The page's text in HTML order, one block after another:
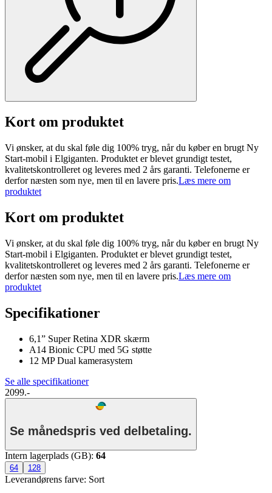
Kort om produktet
Vi ønsker, at du skal føle dig 100% tryg, når du køber en brugt Ny
Start-mobil i Elgiganten. Produktet er blevet grundigt testet,
kvalitetskontrolleret og leveres med 2 års garanti. Telefonerne er
derfor næsten som nye, men til en lavere pris.Læs mere om
produktet
Kort om produktet
Vi ønsker, at du skal føle dig 100% tryg, når du køber en brugt Ny
Start-mobil i Elgiganten. Produktet er blevet grundigt testet,
kvalitetskontrolleret og leveres med 2 års garanti. Telefonerne er
derfor næsten som nye, men til en lavere pris.Læs mere om
produktet
Specifikationer
6,1” Super Retina XDR skærm
A14 Bionic CPU med 5G støtte
12 MP Dual kamerasystem
Se alle specifikationer
2099.-
Se månedspris ved delbetaling.
Intern lagerplads (GB): 64
64 128
Leverandørens farve: Sort